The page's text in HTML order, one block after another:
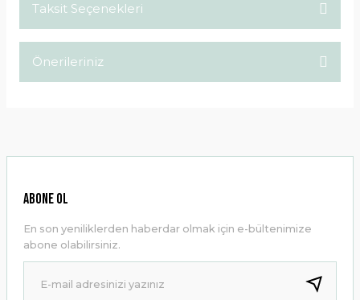
Taksit Seçenekleri
Önerileriniz
Ürün resmi kalitesiz, bozuk veya görüntülenemiyor.
Ürün bilgilerinde hatalar bulunuyor.
Ürün fiyatı diğer sitelerden daha pahalı.
Bu ürüne benzer farklı alternatifler olmalı.
ABONE OL
En son yeniliklerden haberdar olmak için e-bültenimize
abone olabilirsiniz.